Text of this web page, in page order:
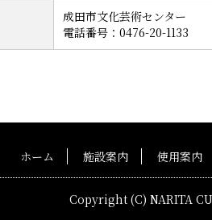
成田市文化芸術センター
電話番号：0476-20-1133
ホーム 施設案内 使用案内
Copyright (C) NARITA